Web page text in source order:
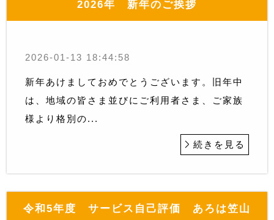
2026年 新年のご挨拶
2026-01-13 18:44:58
新年あけましておめでとうございます。旧年中
は、地域の皆さま並びにご利用者さま、ご家族
様より格別の...
続きを見る
令和5年度 サービス自己評価 あろは笠山